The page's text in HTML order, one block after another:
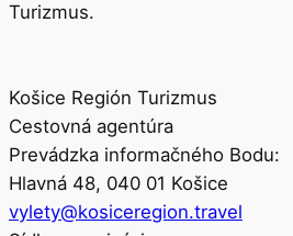
Turizmus.
Košice Región Turizmus
Cestovná agentúra
Prevádzka informačného Bodu:
Hlavná 48, 040 01 Košice
vylety@kosiceregion.travel